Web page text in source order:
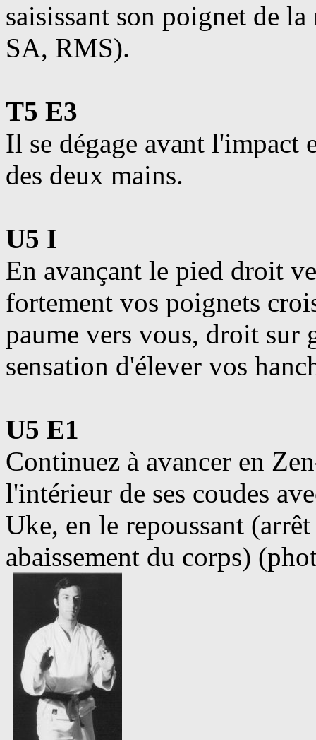
saisissant son poignet de
SA, RMS).
T5 E3
Il se dégage avant l'impact
des deux mains.
U5 I
En avançant le pied droit
fortement vos poignets
paume vers vous, droit sur
sensation d'élever vos
U5 E1
Continuez à avancer en
l'intérieur de ses coudes
Uke, en le repoussant
abaissement du corps)